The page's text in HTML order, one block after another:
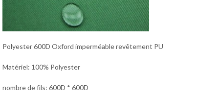
Polyester 600D Oxford imperméable revêtement PU
Matériel: 100% Polyester
nombre de fils: 600D * 600D